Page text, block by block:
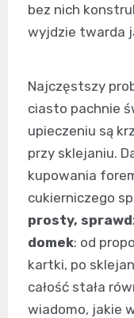
bez nich
wyjdzie twarda
Najczęstszy
ciasto pachnie
upieczeniu są
przy sklejaniu.
kupowania
cukierniczego
prosty,
domek: od
kartki, po
całość stała
wiadomo, jakie